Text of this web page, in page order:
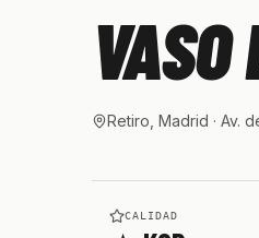
Retiro, Madrid · Av.
CALIDAD